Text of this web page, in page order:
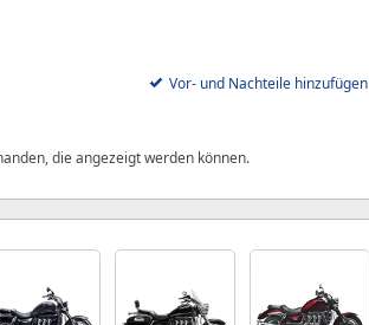
Vor- und Nachteile hinzufügen
die angezeigt werden können.